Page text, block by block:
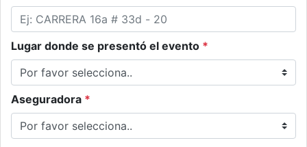
Lugar donde se presentó el evento *
Aseguradora *